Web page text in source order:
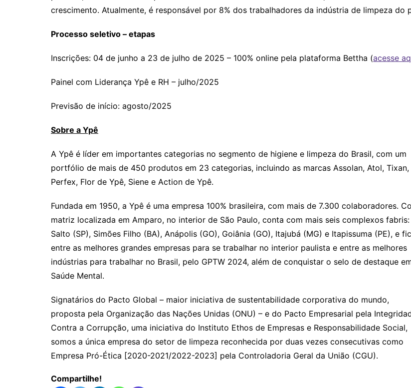
crescimento. Atualmente, é responsável por 8% dos trabalhadores da indústria de limpeza do
Processo seletivo – etapas
Inscrições: 04 de junho a 23 de julho de 2025 – 100% online pela plataforma Bettha (acesse
Painel com Liderança Ypê e RH – julho/2025
Previsão de início: agosto/2025
Sobre a Ypê
A Ypê é líder em importantes categorias no segmento de higiene e limpeza do Brasil, com um
portfólio de mais de 450 produtos em 23 categorias, incluindo as marcas Assolan, Atol, Tixan,
Perfex, Flor de Ypê, Siene e Action de Ypê.
Fundada em 1950, a Ypê é uma empresa 100% brasileira, com mais de 7.300 colaboradores.
matriz localizada em Amparo, no interior de São Paulo, conta com mais seis complexos fabris:
Salto (SP), Simões Filho (BA), Anápolis (GO), Goiânia (GO), Itajubá (MG) e Itapissuma (PE), e
entre as melhores grandes empresas para se trabalhar no interior paulista e entre as melhores
indústrias para trabalhar no Brasil, pelo GPTW 2024, além de conquistar o selo de destaque
Saúde Mental.
Signatários do Pacto Global – maior iniciativa de sustentabilidade corporativa do mundo,
proposta pela Organização das Nações Unidas (ONU) – e do Pacto Empresarial pela
Contra a Corrupção, uma iniciativa do Instituto Ethos de Empresas e Responsabilidade Social,
somos a única empresa do setor de limpeza reconhecida por duas vezes consecutivas como
Empresa Pró-Ética [2020-2021/2022-2023] pela Controladoria Geral da União (CGU).
Compartilhe!